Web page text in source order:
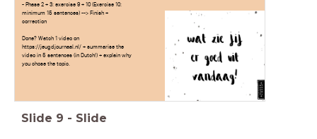
- Phase 2 + 3: exercise 9 + 10 (Exercise 10:
minimum 15 sentences) --> Finish +
correction
Done? Watch 1 video on
https://jeugdjournaal.nl/ + summarise the
video in 5 sentences (in Dutch!) + explain why
you chose the topic.
Slide 9 - Slide